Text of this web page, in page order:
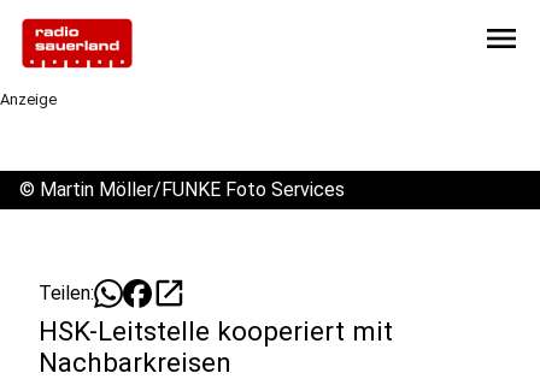
menu
Anzeige
© Martin Möller/FUNKE Foto Services
Teilen: open_in_new
HSK-Leitstelle kooperiert mit
Nachbarkreisen